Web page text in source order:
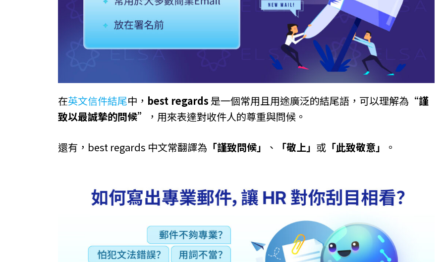
在英文信件結尾中， best regards 是一個常用且用途廣泛的結尾語，可以理解為“謹
致以最誠摯的問候”
，用來表達對收件人的尊重與問候。
還有，best regards 中文常翻譯為 「謹致問候」 、 「敬上」 或 「此致敬意」 。